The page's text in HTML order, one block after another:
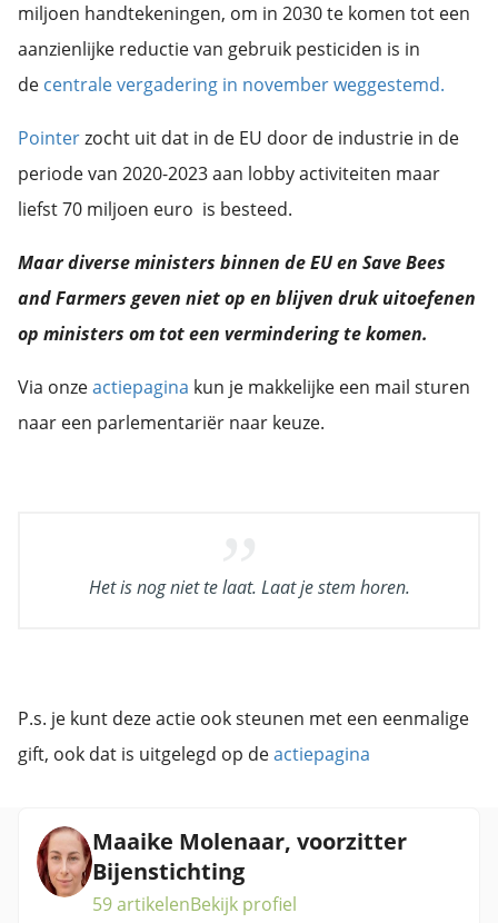
miljoen handtekeningen, om in 2030 te komen tot een
aanzienlijke reductie van gebruik pesticiden is in
de centrale vergadering in november weggestemd.
Pointerzocht uit dat in de EU door de industrie in de
periode van 2020-2023 aan lobby activiteiten maar
liefst 70 miljoen euro is besteed.
Maar diverse ministers binnen de EU en Save Bees
and Farmers geven niet op en blijven druk uitoefenen
op ministers om tot een vermindering te komen.
Via onzeactiepagina kun je makkelijke een mail sturen
naar een parlementariër naar keuze.
Het is nog niet te laat. Laat je stem horen.
P.s. je kunt deze actie ook steunen met een eenmalige
gift, ook dat is uitgelegd op deactiepagina
Maaike Molenaar, voorzitter
Bijenstichting
59 artikelenBekijk profiel